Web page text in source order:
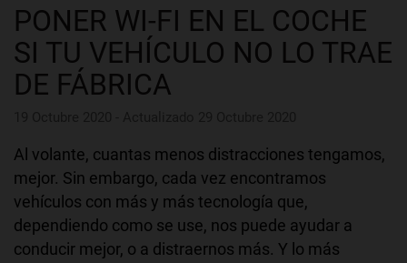
PONER WI-FI EN EL COCHE
SI TU VEHÍCULO NO LO TRAE
DE FÁBRICA
Al volante, cuantas menos distracciones tengamos,
mejor. Sin embargo, cada vez encontramos
vehículos con más y más tecnología que,
dependiendo como se use, nos puede ayudar a
conducir mejor, o a distraernos más. Y lo más